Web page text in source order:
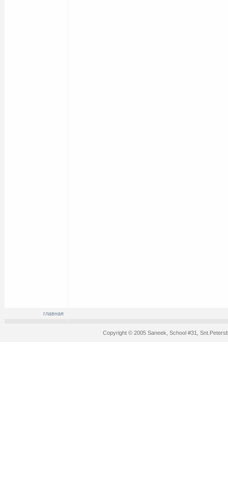
главная
Copyright © 2005 Saneek, School #31,